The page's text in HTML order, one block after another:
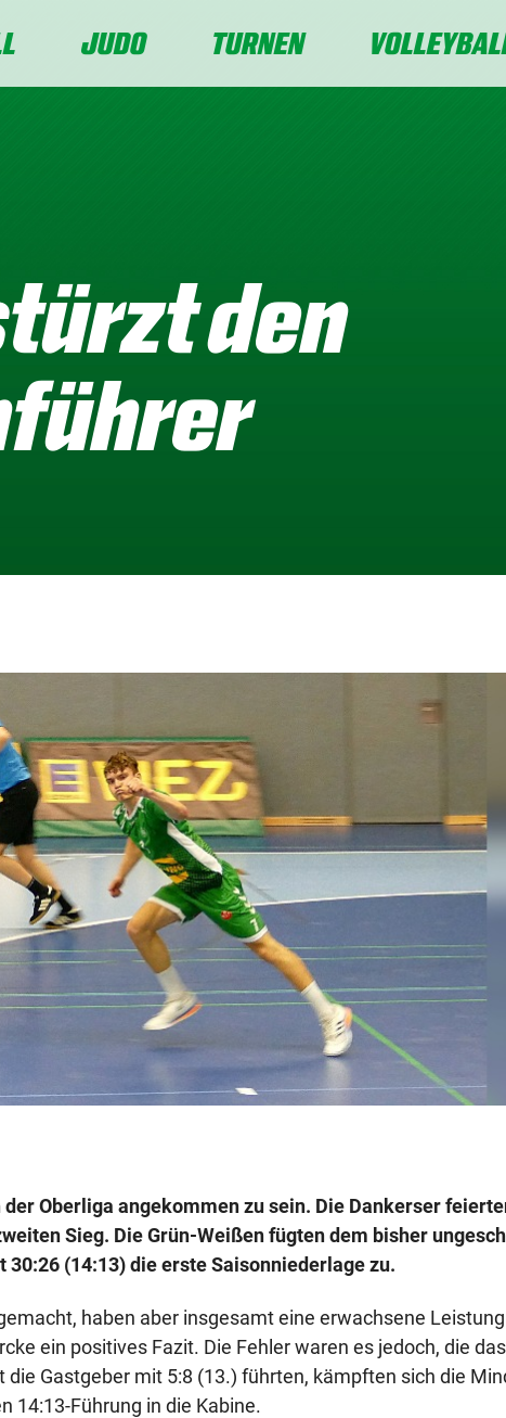
JUDO TURNEN
den
Oberliga angekommen zu sein. Die Dankerser
Sieg. Die Grün-Weißen fügten dem bisher
(14:13) die erste Saisonniederlage zu.
haben aber insgesamt eine erwachsene
ein positives Fazit. Die Fehler waren es jedoch, die
Gastgeber mit 5:8 (13.) führten, kämpften sich die
14:13-Führung in die Kabine.